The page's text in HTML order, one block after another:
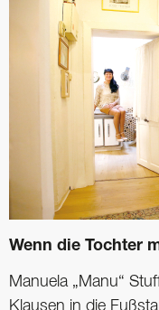
Wenn die Tochter
Manuela „Manu“
Klausen in die